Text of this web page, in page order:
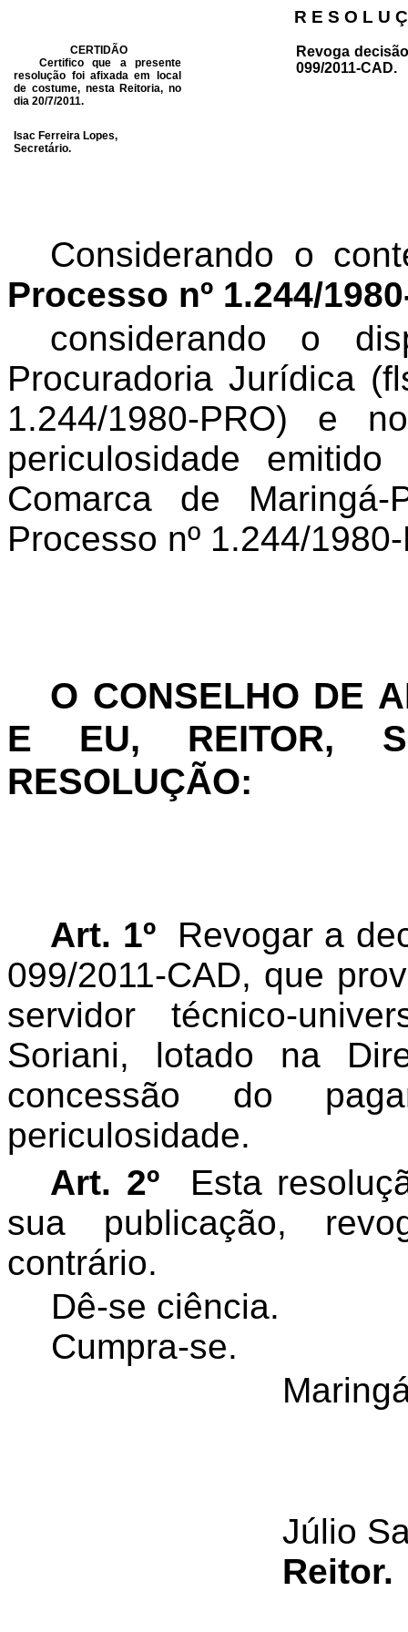
R E S O L U
CERTIDÃO
Certifico que a presente
resolução foi afixada em local
de costume, nesta Reitoria, no
dia 20/7/2011.
Isac Ferreira Lopes,
Secretário.
Revoga
099/2011-CAD.
Considerando o
Processo nº 1.244/
considerando o
Procuradoria Jurídica
1.244/1980-PRO) e
periculosidade
Comarca de
Processo nº 1.244/
O CONSELHO DE
E EU, REITOR,
RESOLUÇÃO:
Art. 1º Revogar a
099/2011-CAD, que
servidor técnico-
Soriani, lotado na
concessão do
periculosidade.
Art. 2º Esta
sua publicação,
contrário.
Dê-se ciência.
Cumpra-se.
Júlio
Reitor.